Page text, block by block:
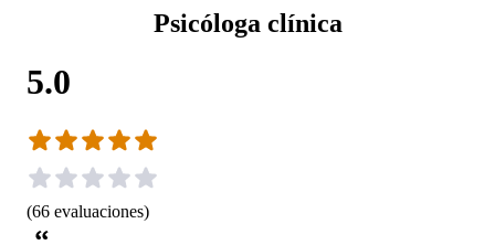
Psicóloga clínica
5.0
(66 evaluaciones)